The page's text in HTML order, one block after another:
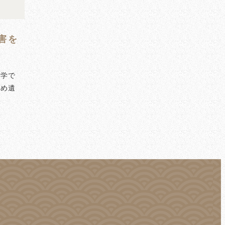
を
で
遺